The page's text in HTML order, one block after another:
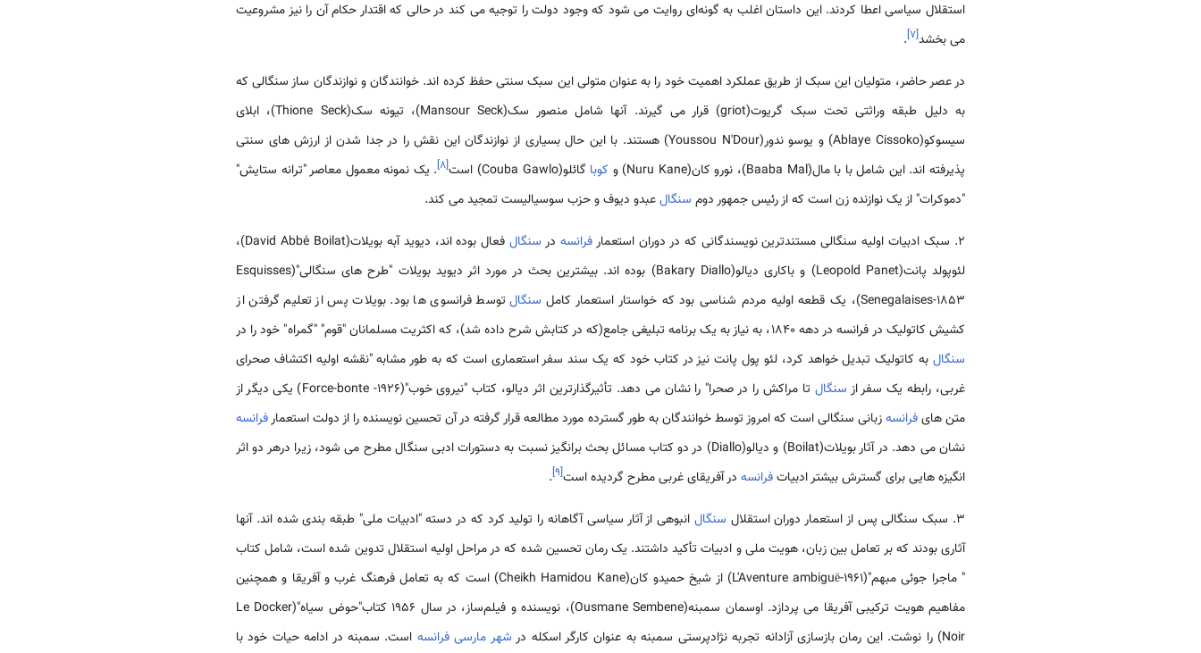
استقلال سیاسی اعطا کردند. این داستان اغلب به گونه‌ای روایت می شود که وجود دولت را توجیه می کند در حالی که اقتدار حکام آن را نیز مشروعیت
می بخشد[۷]
.
در عصر حاضر، متولیان این سبک از طریق عملکرد اهمیت خود را به عنوان متولی این سبک سنتی حفظ کرده اند. خوانندگان و نوازندگان ساز سنگالی که
به دلیل طبقه وراثتی تحت سبک گریوت(griot) قرار می گیرند. آنها شامل منصور سک(Mansour Seck)، تیونه سک(Thione Seck)، ابلای
سیسوکو(Ablaye Cissoko) و یوسو ندور(Youssou N'Dour) هستند. با این حال بسیاری از نوازندگان این نقش را در جدا شدن از ارزش های سنتی
پذیرفته اند. این شامل با با مال(Baaba Mal)، نورو کان(Nuru Kane) و
کوبا گائلو(Couba Gawlo) است [۸]. یک نمونه معمول معاصر "ترانه ستایش"
"دموکرات" از یک نوازنده زن است که از رئیس جمهور دوم سنگالعبدو دیوف و حزب سوسیالیست تمجید می کند.
2. سبک ادبیات اولیه سنگالی مستندترین نویسندگانی که در دوران استعمار فرانسهدر سنگال
فعال بوده اند، دیوید آبه بویلات(David Abbé Boilat)،
لئوپولد پانت(Leopold Panet) و باکاری دیالو(Bakary Diallo) بوده اند. بیشترین بحث در مورد اثر دیوید بویلات "طرح های سنگالی"(Esquisses
Senegalaises-1853)، یک قطعه اولیه مردم شناسی بود که خواستار استعمار کامل
سنگال توسط فرانسوی ها بود. بویلات پس از تعلیم گرفتن از
کشیش کاتولیک در فرانسه در دهه 1840، به نیاز به یک برنامه تبلیغی جامع(که در کتابش شرح داده شد)، که اکثریت مسلمانان "قوم" "گمراه" خود را در
سنگال به کاتولیک تبدیل خواهد کرد، لئو پول پانت نیز در کتاب خود که یک سند سفر استعماری است که به طور مشابه "نقشه اولیه اکتشاف صحرای
غربی، رابطه یک سفر از سنگال
تا مراکش را در صحرا" را نشان می دهد. تأثیرگذارترین اثر دیالو، کتاب "نیروی خوب"(Force-bonte -1926) یکی دیگر از
متن هایفرانسهزبانی سنگالی است که امروز توسط خوانندگان به طور گسترده مورد مطالعه قرار گرفته در آن تحسین نویسنده را از دولت استعمارفرانسه
نشان می دهد. در آثار بویلات(Boilat) و دیالو(Diallo) در دو کتاب مسائل بحث برانگیز نسبت به دستورات ادبی سنگال مطرح می شود، زیرا درهر دو اثر
انگیزه هایی برای گسترش بیشتر ادبیاتفرانسه در آفریقای غربی مطرح گردیده است[۹]
.
3. سبک سنگالی پس از استعمار دوران استقلال سنگال انبوهی از آثار سیاسی آگاهانه را تولید کرد که در دسته "ادبیات ملی" طبقه بندی شده اند. آنها
آثاری بودند که بر تعامل بین زبان، هویت ملی و ادبیات تأکید داشتند. یک رمان تحسین شده که در مراحل اولیه استقلال تدوین شده است، شامل کتاب
" ماجرا جوئی مبهم"(L'Aventure ambiguë-1961) از شیخ حمیدو کان(Cheikh Hamidou Kane) است که به تعامل فرهنگ غرب و آفریقا و همچنین
مفاهیم هویت ترکیبی آفریقا می پردازد. اوسمان سمبنه(Ousmane Sembene)، نویسنده و فیلم‌ساز، در سال 1956 کتاب"حوض سیاه"(Le Docker
Noir) را نوشت. این رمان بازسازی آزادانه تجربه نژادپرستی سمبنه به عنوان کارگر اسکله در
شهر مارسی فرانسه است. سمبنه در ادامه حیات خود با